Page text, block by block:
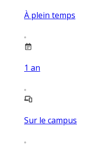
À plein temps
1 an
Sur le campus